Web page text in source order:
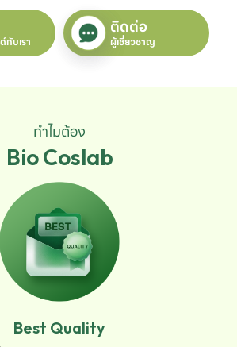
กับเรา
ติดต่อ
ผู้เชี่ยวชาญ
ทำไมต้อง
Bio Coslab
Best Quality